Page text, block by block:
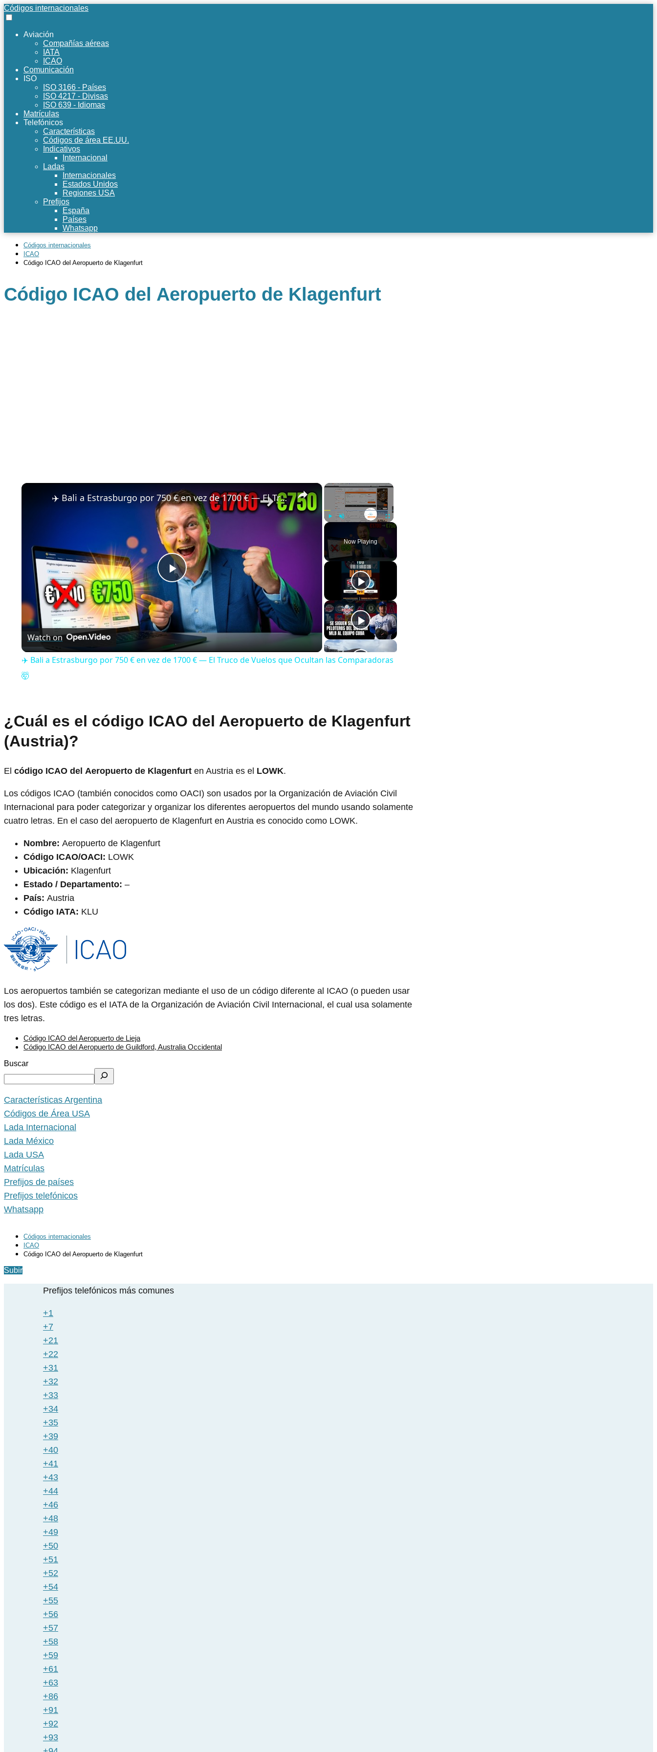
Códigos internacionales
Aviación
Compañías aéreas
IATA
ICAO
Comunicación
ISO
ISO 3166 - Países
ISO 4217 - Divisas
ISO 639 - Idiomas
Matrículas
Telefónicos
Características
Códigos de área EE.UU.
Indicativos
Internacional
Ladas
Internacionales
Estados Unidos
Regiones USA
Prefijos
España
Países
Whatsapp
Códigos internacionales
ICAO
Código ICAO del Aeropuerto de Klagenfurt
Código ICAO del Aeropuerto de Klagenfurt
×
Fullscreen
Now Playing
×
Play
Video
✈️ Bali a Estrasburgo por 750 € en vez de 1700 € — El Truco de Vuelos que Ocultan las Comparadoras 🤯
Watch on
✈️ Bali a Estrasburgo por 750 € en vez de 1700 € — El Truco de Vuelos que Ocultan las Comparadoras
🤯
¿Cuál es el código ICAO del Aeropuerto de Klagenfurt
(Austria)?
El código ICAO del Aeropuerto de Klagenfurt en Austria es el LOWK.
Los códigos ICAO (también conocidos como OACI) son usados por la Organización de Aviación Civil
Internacional para poder categorizar y organizar los diferentes aeropuertos del mundo usando solamente
cuatro letras. En el caso del aeropuerto de Klagenfurt en Austria es conocido como LOWK.
Nombre: Aeropuerto de Klagenfurt
Código ICAO/OACI: LOWK
Ubicación: Klagenfurt
Estado / Departamento: –
País: Austria
Código IATA: KLU
Los aeropuertos también se categorizan mediante el uso de un código diferente al ICAO (o pueden usar
los dos). Este código es el IATA de la Organización de Aviación Civil Internacional, el cual usa solamente
tres letras.
Código ICAO del Aeropuerto de Lieja
Código ICAO del Aeropuerto de Guildford, Australia Occidental
Buscar
Características Argentina
Códigos de Área USA
Lada Internacional
Lada México
Lada USA
Matrículas
Prefijos de países
Prefijos telefónicos
Whatsapp
Códigos internacionales
ICAO
Código ICAO del Aeropuerto de Klagenfurt
Subir
Prefijos telefónicos más comunes
+1
+7
+21
+22
+31
+32
+33
+34
+35
+39
+40
+41
+43
+44
+46
+48
+49
+50
+51
+52
+54
+55
+56
+57
+58
+59
+61
+63
+86
+91
+92
+93